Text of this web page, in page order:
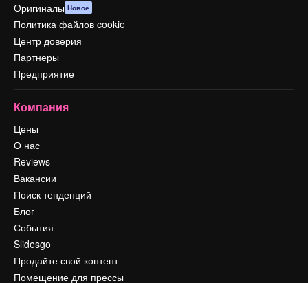
Оригиналы Новое
Политика файлов cookie
Центр доверия
Партнеры
Предприятие
Компания
Цены
О нас
Reviews
Вакансии
Поиск тенденций
Блог
События
Slidesgo
Продайте свой контент
Помещение для прессы